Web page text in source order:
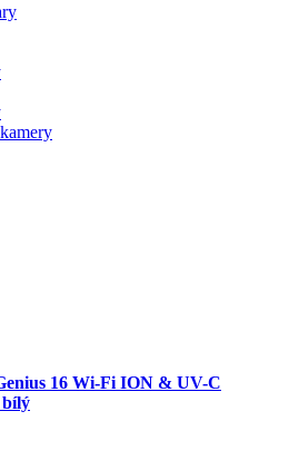
16 Wi-Fi ION & UV-C
bílý